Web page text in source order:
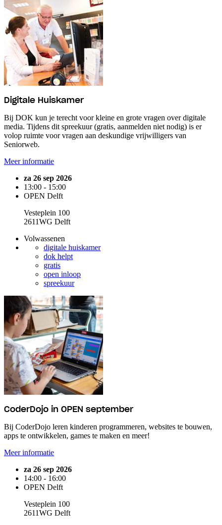
Digitale Huiskamer
Bij DOK kun je terecht voor kleine en grote vragen over digitale
media. Tijdens dit spreekuur (gratis, aanmelden niet nodig) is er
volop ruimte voor vragen aan deskundige vrijwilligers van
Seniorweb.
Meer informatie
za 26 sep 2026
13:00 - 15:00
OPEN Delft
Vesteplein 100
2611WG Delft
Volwassenen
digitale huiskamer
dok helpt
gratis
open inloop
spreekuur
CoderDojo in OPEN september
Bij CoderDojo leren kinderen programmeren, websites te bouwen,
apps te ontwikkelen, games te maken en meer!
Meer informatie
za 26 sep 2026
14:00 - 16:00
OPEN Delft
Vesteplein 100
2611WG Delft